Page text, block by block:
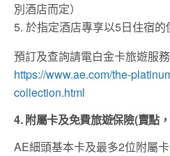
別酒店而定）
5. 於指定酒店專享以5日住宿
預訂及查詢請電白金卡旅遊服
https://www.ae.com/the-
collection.html
4. 附屬卡及免費旅遊保險(賣點
AE細頭基本卡及最多2位附屬